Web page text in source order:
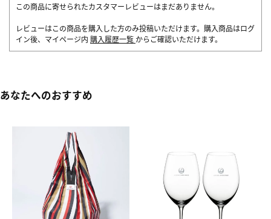
この商品に寄せられたカスタマーレビューはまだありません。
レビューはこの商品を購入した方のみ投稿いただけます。購入商品はログ
イン後、マイページ内 購入履歴一覧 からご確認いただけます。
あなたへのおすすめ